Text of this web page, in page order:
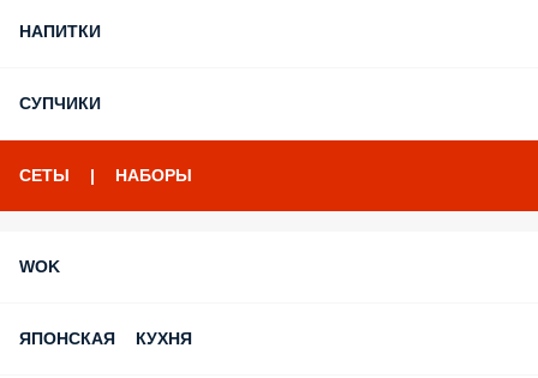
НАПИТКИ
СУПЧИКИ
СЕТЫ | НАБОРЫ
WOK
ЯПОНСКАЯ КУХНЯ